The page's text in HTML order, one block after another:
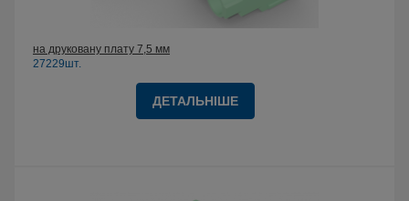
на друковану плату 7,5 мм
27229шт.
ДЕТАЛЬНІШЕ